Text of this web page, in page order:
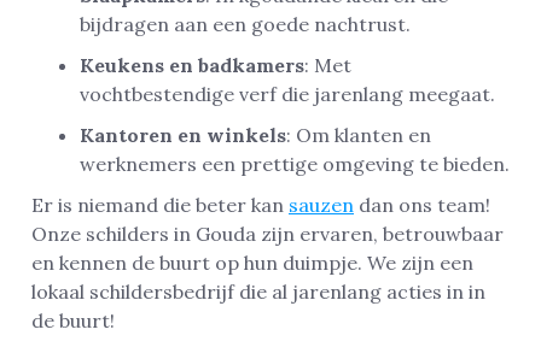
bijdragen aan een goede nachtrust.
Keukens en badkamers: Met
vochtbestendige verf die jarenlang meegaat.
Kantoren en winkels: Om klanten en
werknemers een prettige omgeving te bieden.
Er is niemand die beter kan sauzen dan ons team!
Onze schilders in Gouda zijn ervaren, betrouwbaar
en kennen de buurt op hun duimpje. We zijn een
lokaal schildersbedrijf die al jarenlang acties in in
de buurt!